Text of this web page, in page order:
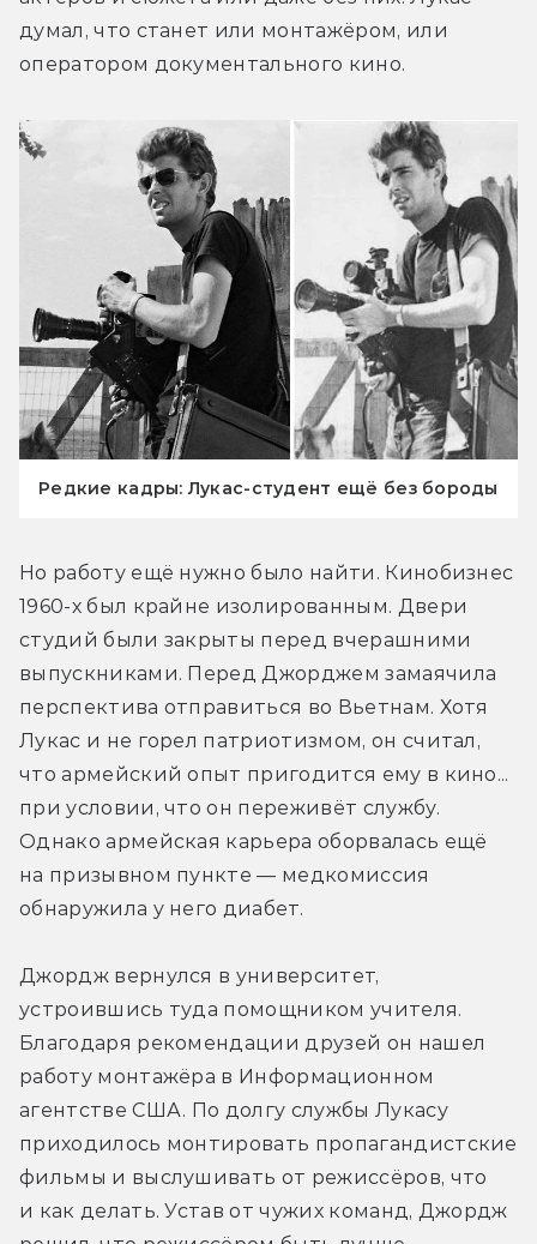
думал, что станет или монтажёром, или
оператором документального кино.
Редкие кадры: Лукас-студент ещё без бороды
Но работу ещё нужно было найти. Кинобизнес
1960-х был крайне изолированным. Двери
студий были закрыты перед вчерашними
выпускниками. Перед Джорджем замаячила
перспектива отправиться во Вьетнам. Хотя
Лукас и не горел патриотизмом, он считал,
что армейский опыт пригодится ему в кино...
при условии, что он переживёт службу.
Однако армейская карьера оборвалась ещё
на призывном пункте — медкомиссия
обнаружила у него диабет.
Джордж вернулся в университет,
устроившись туда помощником учителя.
Благодаря рекомендации друзей он нашел
работу монтажёра в Информационном
агентстве США. По долгу службы Лукасу
приходилось монтировать пропагандистские
фильмы и выслушивать от режиссёров, что
и как делать. Устав от чужих команд, Джордж